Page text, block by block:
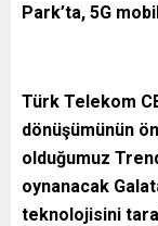
Park’ta, 5G
Türk Telekom
dönüşümünün
olduğumuz
oynanacak
teknolojisini